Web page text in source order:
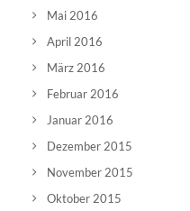
Mai 2016
April 2016
März 2016
Februar 2016
Januar 2016
Dezember 2015
November 2015
Oktober 2015